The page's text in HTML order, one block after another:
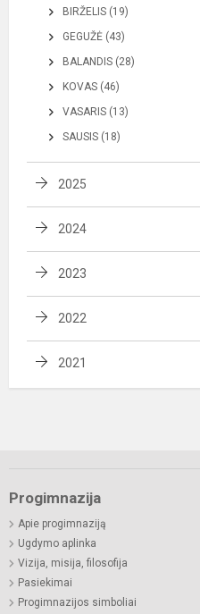
BIRŽELIS (19)
GEGUŽĖ (43)
BALANDIS (28)
KOVAS (46)
VASARIS (13)
SAUSIS (18)
2025
2024
2023
2022
2021
Progimnazija
Apie progimnaziją
Ugdymo aplinka
Vizija, misija, filosofija
Pasiekimai
Progimnazijos simboliai